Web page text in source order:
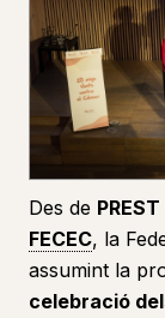
Des de PREST
FECEC, la
assumint la
celebració